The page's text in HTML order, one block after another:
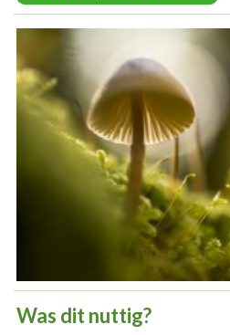
Was dit nuttig?